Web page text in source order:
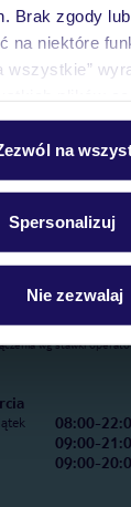
Brak zgody
na niektóre
wszystkie”
wybór
o plikach
na
Spersonalizuj
Nie zezwalaj
Rezerwacji
wg stawki
08:00-
09:00-
09:00-